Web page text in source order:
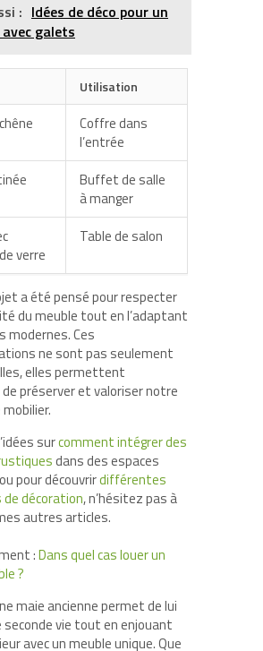
: Idées de déco pour un
galets
Utilisation
Coffre dans
l’entrée
Buffet de salle
à manger
verre
Table de salon
a été pensé pour respecter
du meuble tout en l’adaptant
modernes. Ces
ne sont pas seulement
elles permettent
préserver et valoriser notre
surcomment intégrer des
dans des espaces
pour découvrirdifférentes
décoration, n’hésitez pas à
autres articles.
:Dans quel cas louer un
?
maie ancienne permet de lui
seconde vie tout en enjouant
avec un meuble unique. Que